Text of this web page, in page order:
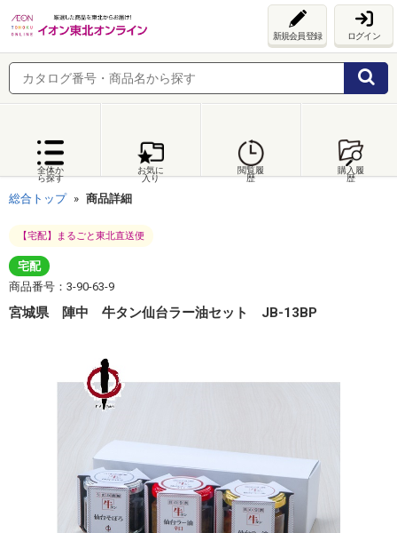
新規会員登録 ログイン
全体か
ら探す
お気に
入り
閲覧履
歴
購入履
歴
総合トップ 商品詳細
【宅配】まるごと東北直送便
宅配
商品番号：3-90-63-9
宮城県 陣中 牛タン仙台ラー油セット JB-13BP